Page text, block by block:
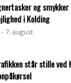
og
i Kolding
- 7. august
står stille ved